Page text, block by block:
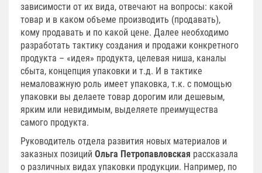
зависимости от их вида, отвечают на вопросы: какой
товар и в каком объеме производить (продавать),
кому продавать и по какой цене. Далее необходимо
разработать тактику создания и продажи конкретного
продукта – «идея» продукта, целевая ниша, каналы
сбыта, концепция упаковки и т.д. И в тактике
немаловажную роль имеет упаковка, т.к. с помощью
упаковки вы делаете товар дорогим или дешевым,
ярким или невидимым, выделяете преимущества
самого продукта.
Руководитель отдела развития новых материалов и
заказных позиций Ольга Петропавловская рассказала
о различных видах упаковки продукции. Например, по